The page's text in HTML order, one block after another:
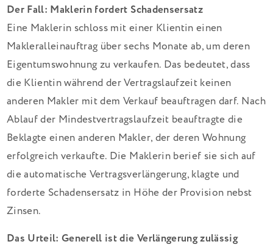
Der Fall: Maklerin fordert Schadensersatz
Eine Maklerin schloss mit einer Klientin einen
Makleralleinauftrag über sechs Monate ab, um deren
Eigentumswohnung zu verkaufen. Das bedeutet, dass
die Klientin während der Vertragslaufzeit keinen
anderen Makler mit dem Verkauf beauftragen darf. Nach
Ablauf der Mindestvertragslaufzeit beauftragte die
Beklagte einen anderen Makler, der deren Wohnung
erfolgreich verkaufte. Die Maklerin berief sie sich auf
die automatische Vertragsverlängerung, klagte und
forderte Schadensersatz in Höhe der Provision nebst
Zinsen.
Das Urteil: Generell ist die Verlängerung zulässig